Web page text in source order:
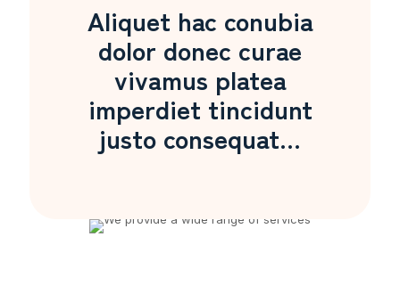
Aliquet hac conubia
dolor donec curae
vivamus platea
imperdiet tincidunt
justo consequat...